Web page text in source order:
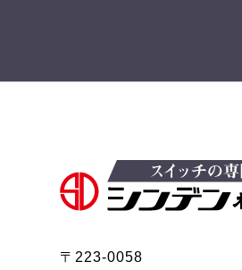
〒223-0058